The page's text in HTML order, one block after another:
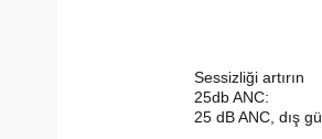
Sessizliği artırın
25db ANC:
25 dB ANC, dış